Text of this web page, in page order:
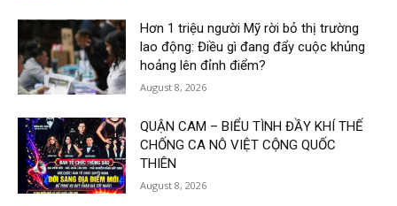
Hơn 1 triệu người Mỹ rời bỏ thị trường
lao động: Điều gì đang đẩy cuộc khủng
hoảng lên đỉnh điểm?
August 8, 2026
QUẬN CAM – BIỂU TÌNH ĐẦY KHÍ THẾ
CHỐNG CA NÔ VIỆT CỘNG QUỐC
THIÊN
August 8, 2026